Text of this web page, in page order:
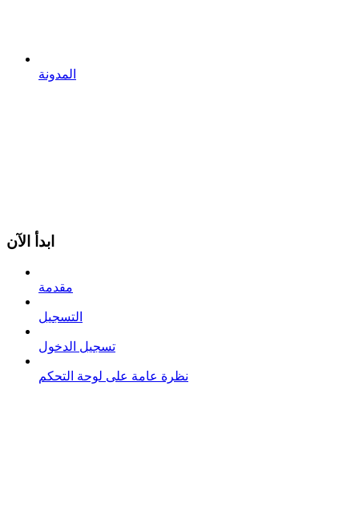
المدونة
ابدأ الآن
مقدمة
التسجيل
تسجيل الدخول
نظرة عامة على لوحة التحكم